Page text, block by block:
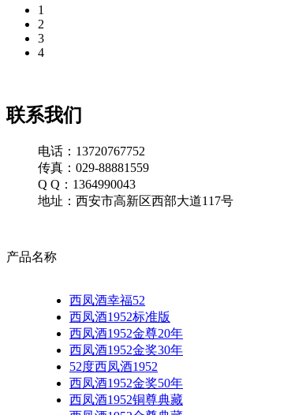
1
2
3
4
联系我们
电话：13720767752
传真：029-88881559
Q Q：1364990043
地址：西安市高新区西部大道117号
产品名称
西凤酒幸福52
西凤酒1952标准版
西凤酒1952金尊20年
西凤酒1952金奖30年
52度西凤酒1952
西凤酒1952金奖50年
西凤酒1952铜尊典藏